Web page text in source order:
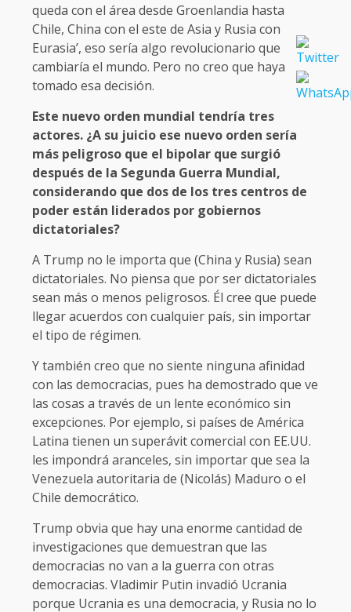
queda con el área desde Groenlandia hasta
Chile, China con el este de Asia y Rusia con
Eurasia’, eso sería algo revolucionario que
cambiaría el mundo. Pero no creo que haya
tomado esa decisión.
Este nuevo orden mundial tendría tres
actores. ¿A su juicio ese nuevo orden sería
más peligroso que el bipolar que surgió
después de la Segunda Guerra Mundial,
considerando que dos de los tres centros de
poder están liderados por gobiernos
dictatoriales?
A Trump no le importa que (China y Rusia) sean
dictatoriales. No piensa que por ser dictatoriales
sean más o menos peligrosos. Él cree que puede
llegar acuerdos con cualquier país, sin importar
el tipo de régimen.
Y también creo que no siente ninguna afinidad
con las democracias, pues ha demostrado que ve
las cosas a través de un lente económico sin
excepciones. Por ejemplo, si países de América
Latina tienen un superávit comercial con EE.UU.
les impondrá aranceles, sin importar que sea la
Venezuela autoritaria de (Nicolás) Maduro o el
Chile democrático.
Trump obvia que hay una enorme cantidad de
investigaciones que demuestran que las
democracias no van a la guerra con otras
democracias. Vladimir Putin invadió Ucrania
porque Ucrania es una democracia, y Rusia no lo